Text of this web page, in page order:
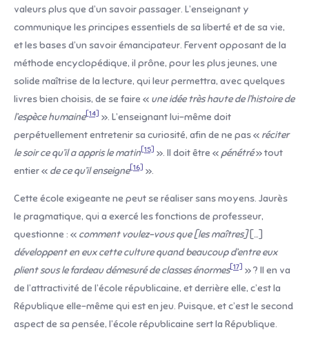
valeurs plus que d’un savoir passager. L’enseignant y
communique les principes essentiels de sa liberté et de sa vie,
et les bases d’un savoir émancipateur. Fervent opposant de la
méthode encyclopédique, il prône, pour les plus jeunes, une
solide maîtrise de la lecture, qui leur permettra, avec quelques
livres bien choisis, de se faire « une idée très haute de l’histoire de
l’espèce humaine[14]
». L’enseignant lui-même doit
perpétuellement entretenir sa curiosité, afin de ne pas « réciter
le soir ce qu’il a appris le matin [15] ». Il doit être « pénétré» tout
entier « de ce qu’il enseigne[16] ».
Cette école exigeante ne peut se réaliser sans moyens. Jaurès
le pragmatique, qui a exercé les fonctions de professeur,
questionne : « comment voulez-vous que [les maîtres][…]
développent en eux cette culture quand beaucoup d’entre eux
plient sous le fardeau démesuré de classes énormes[17]
» ? Il en va
de l’attractivité de l’école républicaine, et derrière elle, c’est la
République elle-même qui est en jeu. Puisque, et c’est le second
aspect de sa pensée, l’école républicaine sert la République.